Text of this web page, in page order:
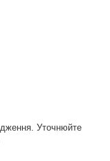
Уточнюйте